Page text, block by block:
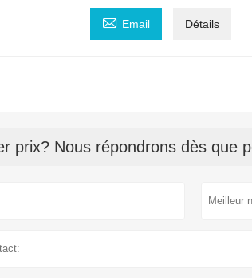
 Email Détails
prix? Nous répondrons dès que